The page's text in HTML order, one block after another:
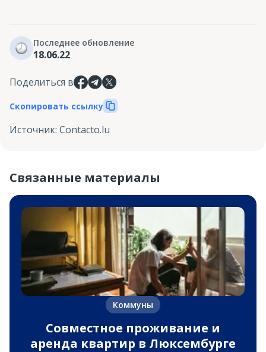
Последнее обновление
18.06.22
Поделиться в
Скопировать ссылку
Источник: Contacto.lu
Связанные материалы
Коммуны
Совместное проживание и
аренда квартир в Люксембурге